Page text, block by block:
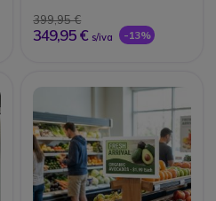
399,95 €
349,95 € s/iva -13%